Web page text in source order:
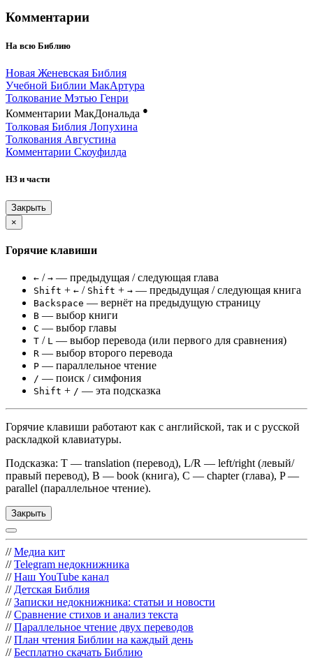
Комментарии
На всю Библию
Новая Женевская Библия
Учебной Библии МакАртура
Толкование Мэтью Генри
Комментарии МакДональда ●
Толковая Библия Лопухина
Толкования Августина
Комментарии Скоуфилда
НЗ и части
Закрыть
×
Горячие клавиши
← / → — предыдущая / следующая глава
Shift + ← / Shift + → — предыдущая / следующая книга
Backspace — вернёт на предыдущую страницу
B — выбор книги
C — выбор главы
T / L — выбор перевода (или первого для сравнения)
R — выбор второго перевода
P — параллельное чтение
/ — поиск / симфония
Shift + / — эта подсказка
Горячие клавиши работают как с английской, так и с русской
раскладкой клавиатуры.
Подсказка: T — translation (перевод), L/R — left/right (левый/
правый перевод), B — book (книга), C — chapter (глава), P —
parallel (параллельное чтение).
Закрыть
// Медиа кит
// Telegram недокнижника
// Наш YouTube канал
// Детская Библия
// Записки недокнижника: статьи и новости
// Сравнение стихов и анализ текста
// Параллельное чтение двух переводов
// План чтения Библии на каждый день
// Бесплатно скачать Библию